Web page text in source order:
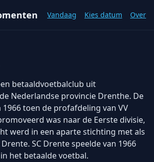
Vandaag Kies datum Over
betaaldvoetbalclub uit
Nederlandse provincie Drenthe. De
toen de profafdeling van VV
was naar de Eerste divisie,
werd in een aparte stichting met als
SC Drente speelde van 1966
het betaalde voetbal.